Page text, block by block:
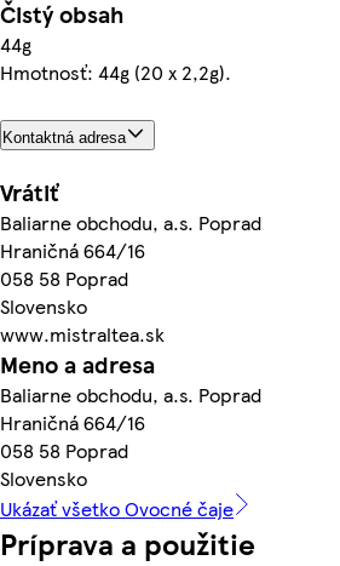
Čistý obsah
44g
Hmotnosť: 44g (20 x 2,2g).
Kontaktná adresa
Vrátiť
Baliarne obchodu, a.s. Poprad
Hraničná 664/16
058 58 Poprad
Slovensko
www.mistraltea.sk
Meno a adresa
Baliarne obchodu, a.s. Poprad
Hraničná 664/16
058 58 Poprad
Slovensko
Ukázať všetko Ovocné čaje
Príprava a použitie